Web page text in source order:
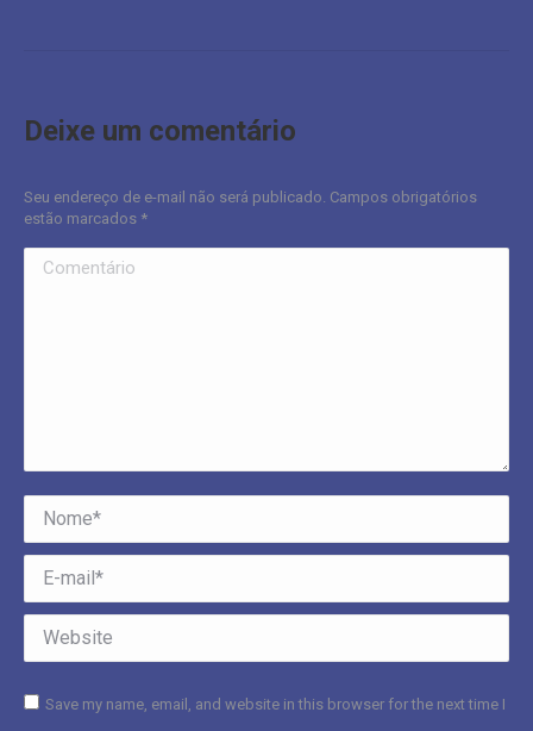
Deixe um comentário
Seu endereço de e-mail não será publicado. Campos obrigatórios
estão marcados *
Comentário
Nome *
E-mail *
Website
Save my name, email, and website in this browser for the next time I